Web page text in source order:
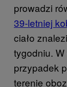
prowadzi
39-letniej
ciało
tygodniu.
przypadek
terenie